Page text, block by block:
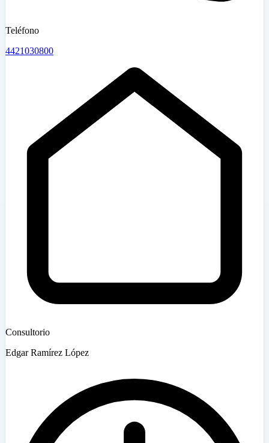
Teléfono
4421030800
Consultorio
Edgar Ramírez López